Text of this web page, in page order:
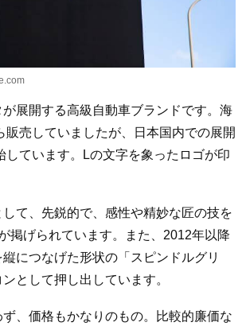
展開する高級自動車ブランドです。海
販売していましたが、日本国内での展開
しています。Lの文字を象ったロゴが印
て、先鋭的で、感性や精妙な匠の技を
掲げられています。また、2012年以降
につなげた形状の「スピンドルグリ
として押し出しています。
、価格もかなりのもの。比較的廉価な